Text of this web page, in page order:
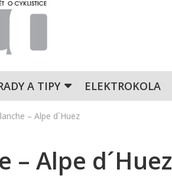
A TIPY ELEKTROKOLA
– Alpe d´Huez
– Alpe d´Huez